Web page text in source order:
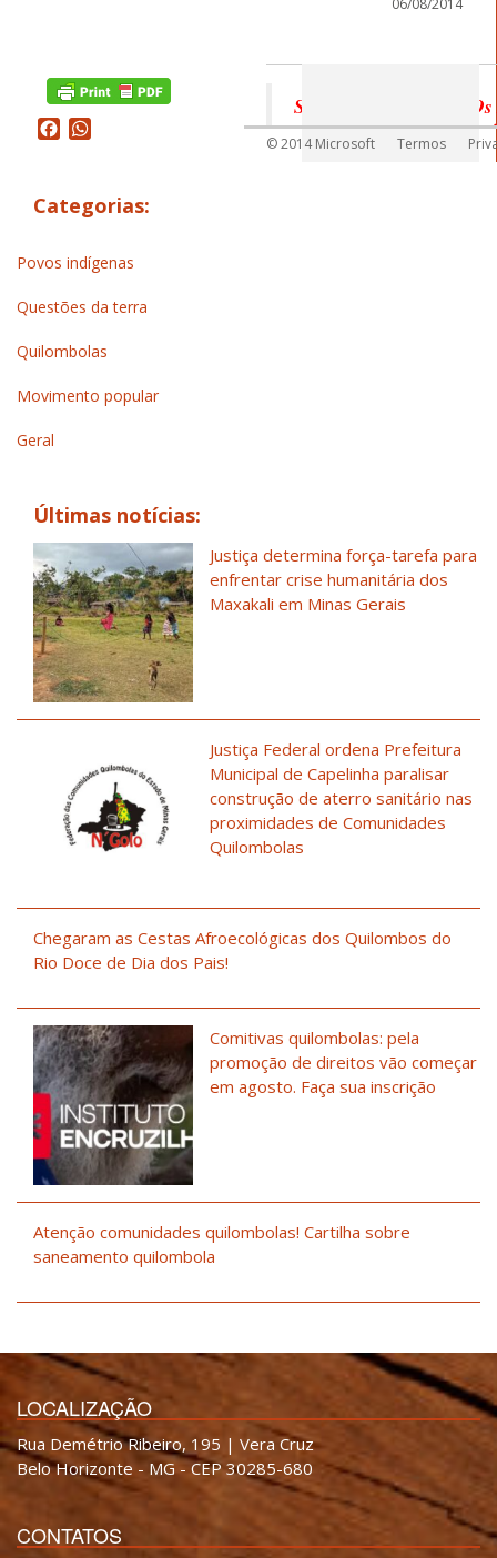
Seminário Nacional:
como um Projeto de
Responder
VISITE SEU GRUPO
•Privacidade• Sair do grupo•
Boletins informativos em
© 2014 Microsoft Termos
Facebook
Categorias:
Povos indígenas
Questões da terra
Quilombolas
Movimento popular
Geral
Últimas notícias:
Justiça determina força-tarefa para
enfrentar crise humanitária dos
Maxakali em Minas Gerais
Justiça Federal ordena Prefeitura
Municipal de Capelinha paralisar
construção de aterro sanitário nas
proximidades de Comunidades
Quilombolas
Chegaram as Cestas Afroecológicas dos Quilombos do
Rio Doce de Dia dos Pais!
Comitivas quilombolas: pela
promoção de direitos vão começar
em agosto. Faça sua inscrição
Atenção comunidades quilombolas! Cartilha sobre
saneamento quilombola
LOCALIZAÇÃO
Rua Demétrio Ribeiro, 195 | Vera Cruz
Belo Horizonte - MG - CEP 30285-680
CONTATOS